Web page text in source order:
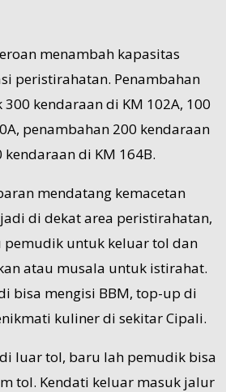
menambah kapasitas
peristirahatan. Penambahan
kendaraan di KM 102A, 100
penambahan 200 kendaraan
di KM 164B.
mendatang kemacetan
di dekat area peristirahatan,
pemudik untuk keluar tol dan
atau musala untuk istirahat.
bisa mengisi BBM, top-up di
kuliner di sekitar Cipali.
luar tol, baru lah pemudik bisa
tol. Kendati keluar masuk jalur